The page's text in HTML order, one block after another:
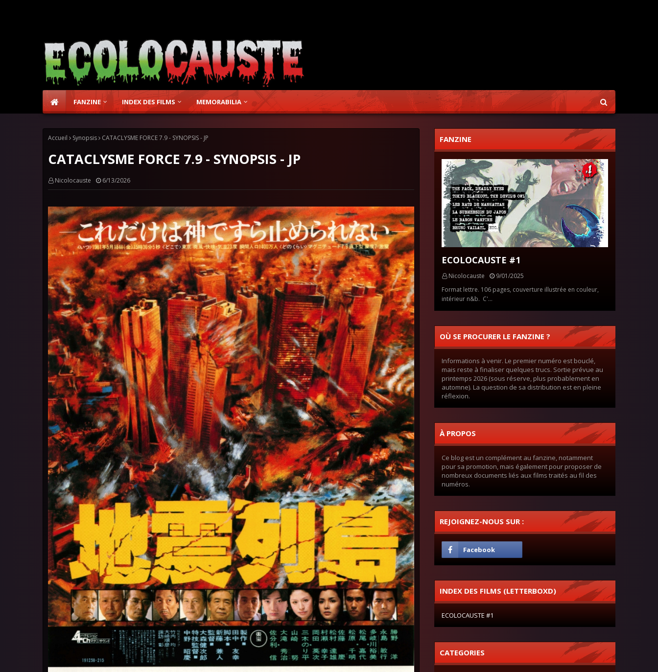
FANZINE INDEX DES FILMS MEMORABILIA
Accueil Synopsis CATACLYSME FORCE 7.9 - SYNOPSIS - JP
CATACLYSME FORCE 7.9 - SYNOPSIS - JP
Nicolocauste 6/13/2026
FANZINE
ECOLOCAUSTE #1
Nicolocauste
9/01/2025
Format lettre. 106 pages, couverture illustrée en couleur,
intérieur n&b. C'…
OÙ SE PROCURER LE FANZINE ?
Informations à venir. Le premier numéro est bouclé,
mais reste à finaliser quelques trucs. Sortie prévue au
printemps 2026 (sous réserve, plus probablement en
automne). La question de sa distribution est en pleine
réflexion.
À PROPOS
Ce blog est un complément au fanzine, notamment
pour sa promotion, mais également pour proposer de
nombreux documents liés aux films traités au fil des
numéros.
REJOIGNEZ-NOUS SUR :
INDEX DES FILMS (LETTERBOXD)
ECOLOCAUSTE #1
CATEGORIES